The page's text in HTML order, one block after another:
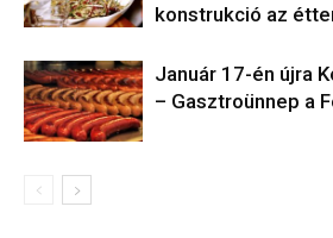
konstrukció az
Január 17-én újra
– Gasztroünnep a